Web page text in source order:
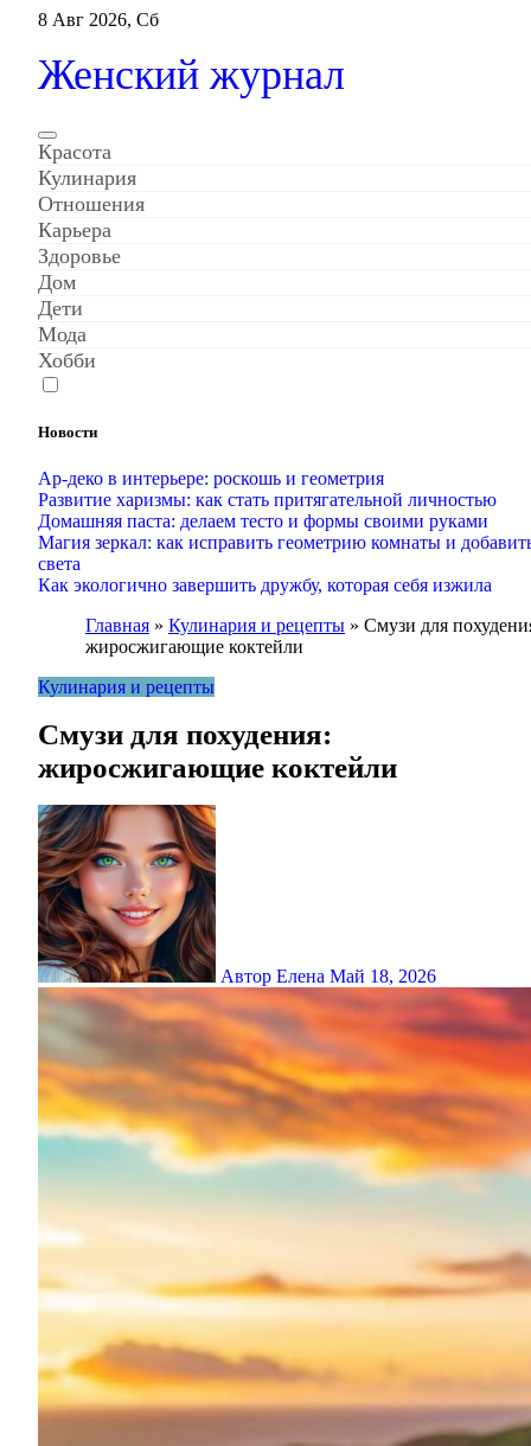
Перейти
содержанию
8 Авг 2026, Сб
Женский журнал
Красота
Кулинария
Отношения
Карьера
Здоровье
Дом
Дети
Мода
Хобби
Новости
Ар-деко в интерьере: роскошь и геометрия
Развитие харизмы: как стать притягательной личностью
Домашняя паста: делаем тесто и формы своими руками
Магия зеркал: как исправить геометрию комнаты и
света
Как экологично завершить дружбу, которая себя изжила
Главная » Кулинария и рецепты » Смузи для
жиросжигающие коктейли
Кулинария и рецепты
Смузи для похудения:
жиросжигающие коктейли
Автор Елена Май 18, 2026